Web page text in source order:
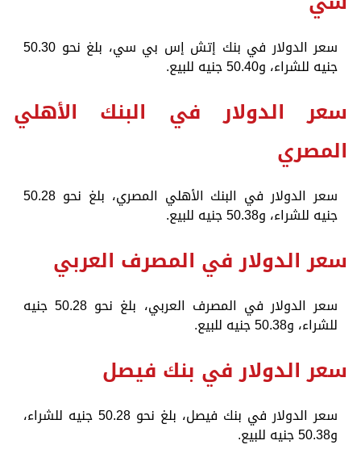
سعر الدولار في بنك إتش إس بي سي، بلغ نحو 50.30
جنيه للشراء، و50.40 جنيه للبيع.
سعر الدولار في البنك الأهلي
المصري
سعر الدولار في البنك الأهلي المصري، بلغ نحو 50.28
جنيه للشراء، و50.38 جنيه للبيع.
سعر الدولار في المصرف العربي
سعر الدولار في المصرف العربي، بلغ نحو 50.28 جنيه
للشراء، و50.38 جنيه للبيع.
سعر الدولار في بنك فيصل
سعر الدولار في بنك فيصل، بلغ نحو 50.28 جنيه للشراء،
و50.38 جنيه للبيع.